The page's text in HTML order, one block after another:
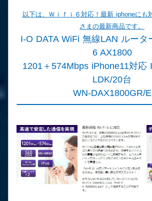
以下は、Ｗｉｆｉ６対応！最新 iphoneに
さまの最新商品です。
I-O DATA WiFi 無線LAN ルータ
6 AX1800
1201＋574Mbps iPhone11対応
LDK/20台
WN-DAX1800GR/E